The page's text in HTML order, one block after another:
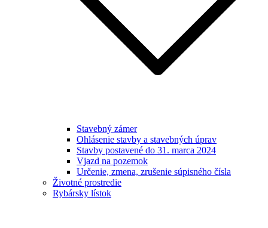
Stavebný zámer
Ohlásenie stavby a stavebných úprav
Stavby postavené do 31. marca 2024
Vjazd na pozemok
Určenie, zmena, zrušenie súpisného čísla
Životné prostredie
Rybársky lístok